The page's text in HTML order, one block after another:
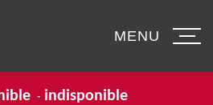
- indisponible
MENU